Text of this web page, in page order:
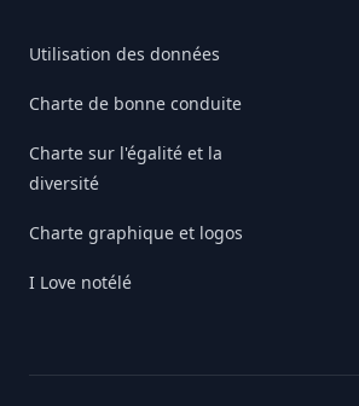
Utilisation des données
Charte de bonne conduite
Charte sur l'égalité et la
diversité
Charte graphique et logos
I Love notélé